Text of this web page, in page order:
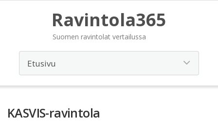
Ravintola365
Suomen ravintolat vertailussa
KASVIS-ravintola